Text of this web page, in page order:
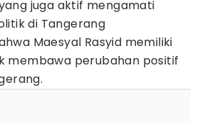
juga aktif mengamati
di Tangerang
Maesyal Rasyid memiliki
membawa perubahan positif